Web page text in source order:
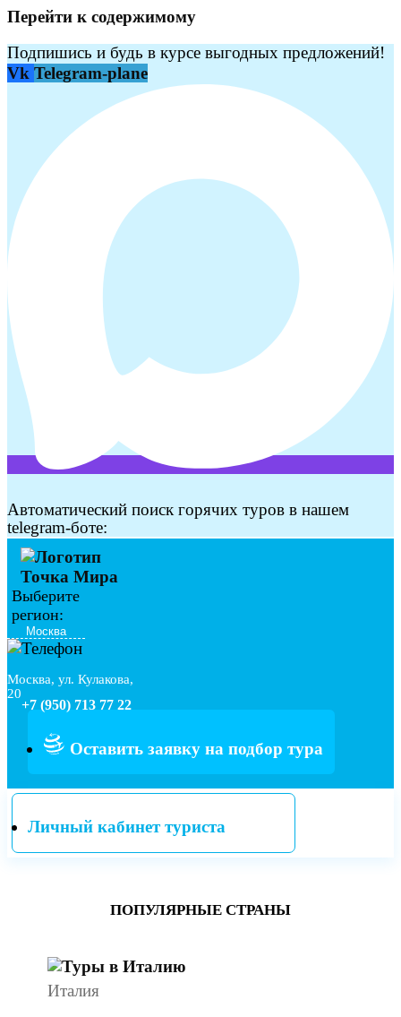
Перейти к содержимому
Подпишись и будь в курсе выгодных предложений!
Vk Telegram-plane
Автоматический поиск горячих туров в нашем
telegram-боте:
Выберите
регион:
Москва, ул. Кулакова,
20
+7 (950) 713 77 22
Оставить заявку на подбор тура
Личный кабинет туриста
ПОПУЛЯРНЫЕ СТРАНЫ
Италия